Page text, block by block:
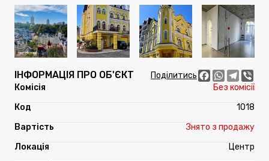
ІНФОРМАЦІЯ ПРО ОБ'ЄКТ Поділитись Facebook
WhatsApp
Без комісії
1018
Знято з продажу
Центр